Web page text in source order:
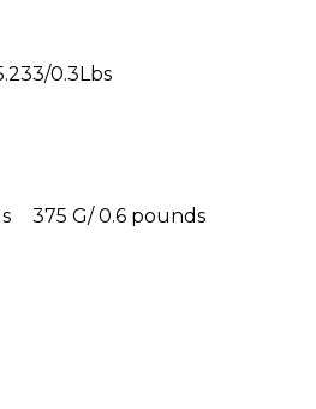
0.3Lbs
375 G/ 0.6 pounds